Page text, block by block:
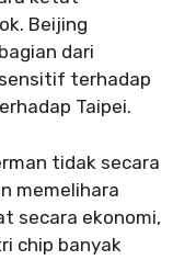
Beijing
dari
terhadap
Taipei.
tidak secara
memelihara
secara ekonomi,
chip banyak